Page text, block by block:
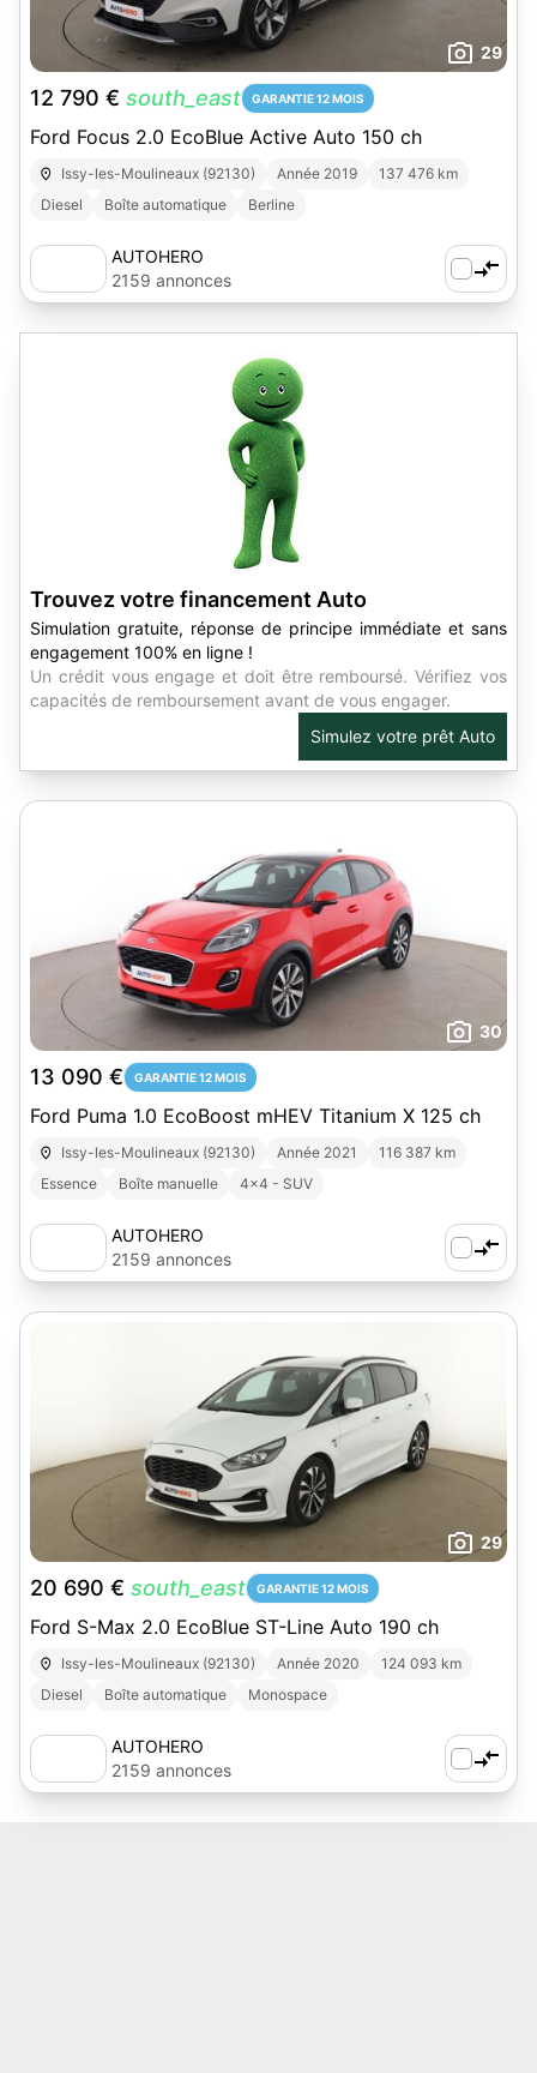
29
12 790 € south_east GARANTIE 12 MOIS
Ford Focus 2.0 EcoBlue Active Auto 150 ch
Issy-les-Moulineaux (92130) Année 2019
137 476 km
Diesel
Boîte automatique Berline
AUTOHERO
2159 annonces
Trouvez votre financement Auto
Simulation gratuite, réponse de principe immédiate et sans
engagement 100% en ligne !
Un crédit vous engage et doit être remboursé. Vérifiez vos
capacités de remboursement avant de vous engager.
Simulez votre prêt Auto
30
13 090 € GARANTIE 12 MOIS
Ford Puma 1.0 EcoBoost mHEV Titanium X 125 ch
Issy-les-Moulineaux (92130) Année 2021
116 387 km
Essence
Boîte manuelle 4x4 - SUV
AUTOHERO
2159 annonces
29
20 690 € south_east GARANTIE 12 MOIS
Ford S-Max 2.0 EcoBlue ST-Line Auto 190 ch
Issy-les-Moulineaux (92130) Année 2020
124 093 km
Diesel
Boîte automatique Monospace
AUTOHERO
2159 annonces